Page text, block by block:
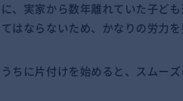
、実家から数年離れていた子ど
はならないため、かなりの労力を
ちに片付けを始めると、スムーズ